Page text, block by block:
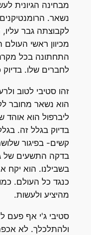
מבחינה הגיונית
נשאר.
לקבוצתה גבר עליו,
מכיוון ראשי
התחתונה בכל
לחברים שלו.
זהו סטיבי לטוב
הוא נשאר מחובר
ליברפול הוא אוהד
בדיוק בגלל זה.
קשים- בפיגור
בדקה התשעים של
בשבילנו. הוא יקח
כנגד כל העולם.
מהיציע ולעשות.
סטיבי ג'י אף פעם
ולהתלכלך. לא